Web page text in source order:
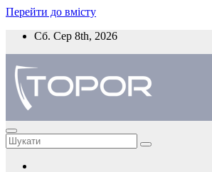
Перейти до вмісту
Сб. Сер 8th, 2026